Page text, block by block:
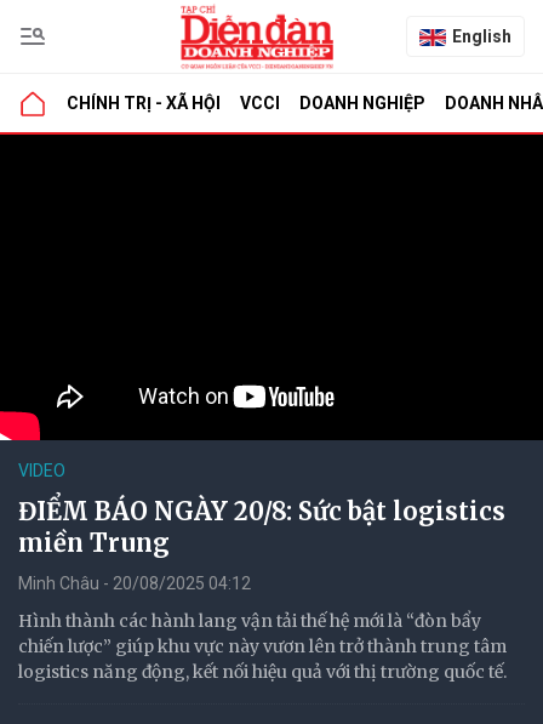
English
CHÍNH TRỊ - XÃ HỘI VCCI DOANH NGHIỆP DOANH
VIDEO
ĐIỂM BÁO NGÀY 20/8: Sức bật logistics
miền Trung
Minh Châu - 20/08/2025 04:12
Hình thành các hành lang vận tải thế hệ mới là “đòn bẩy
chiến lược” giúp khu vực này vươn lên trở thành trung tâm
logistics năng động, kết nối hiệu quả với thị trường quốc tế.